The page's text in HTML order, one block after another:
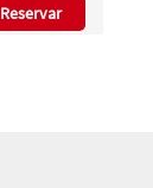
Reservar